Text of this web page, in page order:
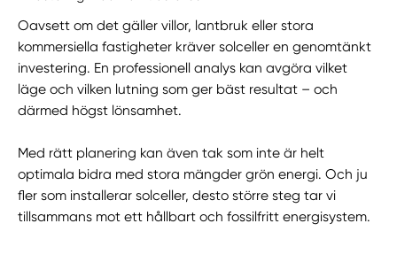
Oavsett om det gäller villor, lantbruk eller stora
kommersiella fastigheter kräver solceller en genomtänkt
investering. En professionell analys kan avgöra vilket
läge och vilken lutning som ger bäst resultat – och
därmed högst lönsamhet.
Med rätt planering kan även tak som inte är helt
optimala bidra med stora mängder grön energi. Och ju
fler som installerar solceller, desto större steg tar vi
tillsammans mot ett hållbart och fossilfritt energisystem.